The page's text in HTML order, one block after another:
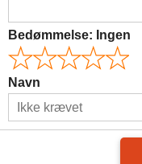
Bedømmelse: Ingen
Navn